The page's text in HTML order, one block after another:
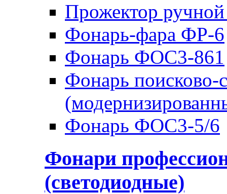
Прожектор
Фонарь-фара ФР-6
Фонарь ФОС3-861
Фонарь
Фонарь ФОС3-5/6
Фонари
(светодиодные)